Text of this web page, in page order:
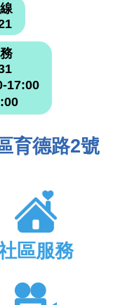
17:00
育德路2號
區服務